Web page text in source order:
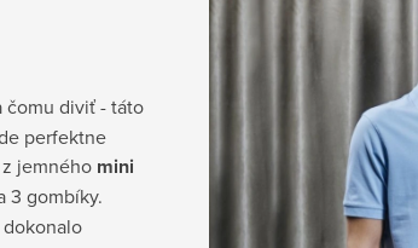
čomu diviť - táto
perfektne
jemného mini
3 gombíky.